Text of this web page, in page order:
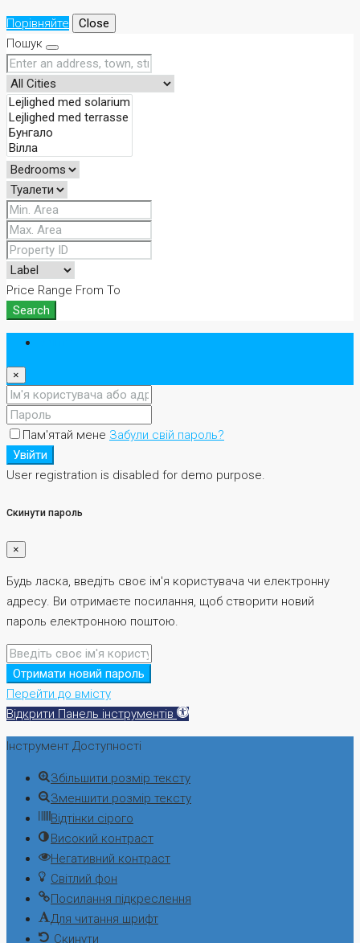
Порівняйте
Close
Пошук
Price Range From To
Search
×
Пам'ятай мене Забули свій пароль?
Увійти
User registration is disabled for demo purpose.
Скинути пароль
×
Будь ласка, введіть своє ім'я користувача чи електронну
адресу. Ви отримаєте посилання, щоб створити новий
пароль електронною поштою.
Отримати новий пароль
Перейти до вмісту
Відкрити Панель інструментів
Інструмент Доступності
Збільшити розмір тексту
Зменшити розмір тексту
Відтінки сірого
Високий контраст
Негативний контраст
Світлий фон
Посилання підкреслення
Для читання шрифт
Скинути